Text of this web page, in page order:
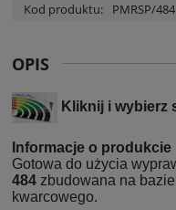
Kod produktu: PMRSP/484
OPIS
Kliknij i wybierz
Informacje o produkcie
Gotowa do użycia
484 zbudowana na
kwarcowego.